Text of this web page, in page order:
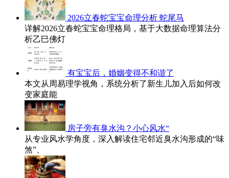
2026立春蛇宝宝命理分析 蛇尾马
详解2026立春蛇宝宝命理格局，基于大数据命理算法分
析乙巳佛灯
有宝宝后，婚姻变得不和谐了
本文从周易理学视角，系统分析了新生儿加入后如何改
变家庭能
房子旁有臭水沟？小心风水“
从专业风水学角度，深入解读住宅邻近臭水沟形成的“味
煞”、